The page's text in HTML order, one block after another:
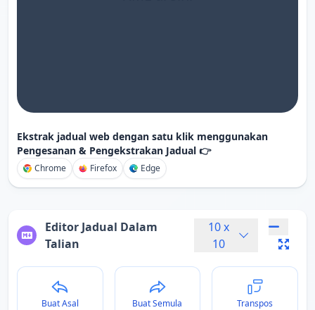
Ekstrak jadual web dengan satu klik menggunakan
Pengesanan & Pengekstrakan Jadual 👉
Chrome Firefox Edge
Editor Jadual Dalam
Talian
10 x
10
Buat Asal Buat Semula Transpos